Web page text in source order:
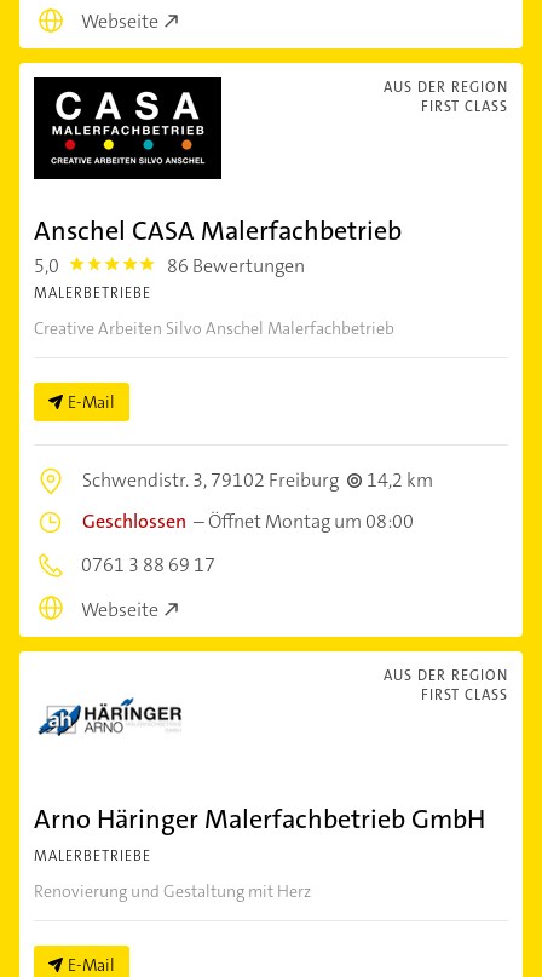
Webseite
AUS DER REGION
FIRST CLASS
Anschel CASA Malerfachbetrieb
5,0 5.0 86 Bewertungen
MALERBETRIEBE
Creative Arbeiten Silvo Anschel Malerfachbetrieb
E-Mail
Schwendistr. 3,79102 Freiburg
14,2 km
Geschlossen –Öffnet Montag um 08:00
0761 3 88 69 17
Webseite
AUS DER REGION
FIRST CLASS
Arno Häringer Malerfachbetrieb GmbH
MALERBETRIEBE
Renovierung und Gestaltung mit Herz
E-Mail